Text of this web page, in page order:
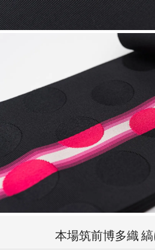
本場筑前博多織